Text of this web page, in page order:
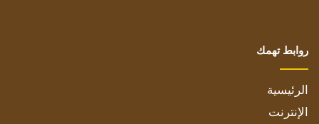
روابط تهمك
الرئيسية
الإنترنت